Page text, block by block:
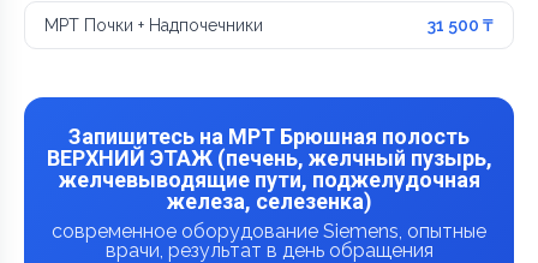
МРТ Почки + Надпочечники 31 500 ₸
Запишитесь на МРТ Брюшная полость
ВЕРХНИЙ ЭТАЖ (печень, желчный пузырь,
желчевыводящие пути, поджелудочная
железа, селезенка)
современное оборудование Siemens, опытные
врачи, результат в день обращения